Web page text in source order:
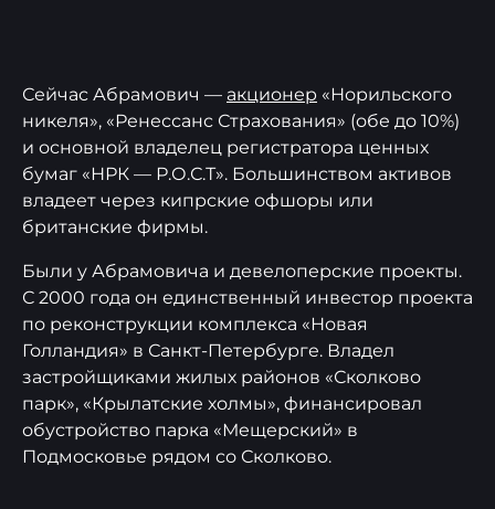
Сейчас Абрамович — акционер «Норильского
никеля», «Ренессанс Страхования» (обе до 10%)
и основной владелец регистратора ценных
бумаг «НРК — Р.О.С.Т». Большинством активов
владеет через кипрские офшоры или
британские фирмы.
Были у Абрамовича и девелоперские проекты.
С 2000 года он единственный инвестор проекта
по реконструкции комплекса «Новая
Голландия» в Санкт-Петербурге. Владел
застройщиками жилых районов «Сколково
парк», «Крылатские холмы», финансировал
обустройство парка «Мещерский» в
Подмосковье рядом со Сколково.